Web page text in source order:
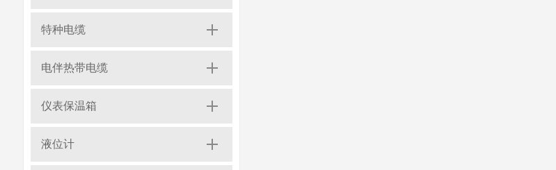
特种电缆
电伴热带电缆
仪表保温箱
液位计